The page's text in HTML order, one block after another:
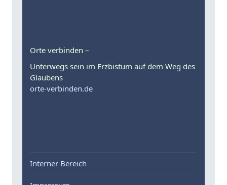
Orte verbinden –
Unterwegs sein im Erzbistum auf dem Weg des
Glaubens
orte-verbinden.de
Interner Bereich